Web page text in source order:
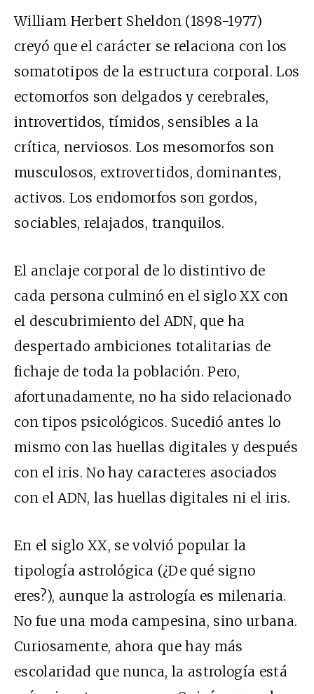
William Herbert Sheldon (1898-1977)
creyó que el carácter se relaciona con los
somatotipos de la estructura corporal. Los
ectomorfos son delgados y cerebrales,
introvertidos, tímidos, sensibles a la
crítica, nerviosos. Los mesomorfos son
musculosos, extrovertidos, dominantes,
activos. Los endomorfos son gordos,
sociables, relajados, tranquilos.
El anclaje corporal de lo distintivo de
cada persona culminó en el siglo XX con
el descubrimiento del ADN, que ha
despertado ambiciones totalitarias de
fichaje de toda la población. Pero,
afortunadamente, no ha sido relacionado
con tipos psicológicos. Sucedió antes lo
mismo con las huellas digitales y después
con el iris. No hay caracteres asociados
con el ADN, las huellas digitales ni el iris.
En el siglo XX, se volvió popular la
tipología astrológica (¿De qué signo
eres?), aunque la astrología es milenaria.
No fue una moda campesina, sino urbana.
Curiosamente, ahora que hay más
escolaridad que nunca, la astrología está